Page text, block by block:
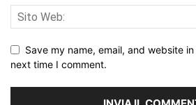
Save my name, email, and website
next time I comment.